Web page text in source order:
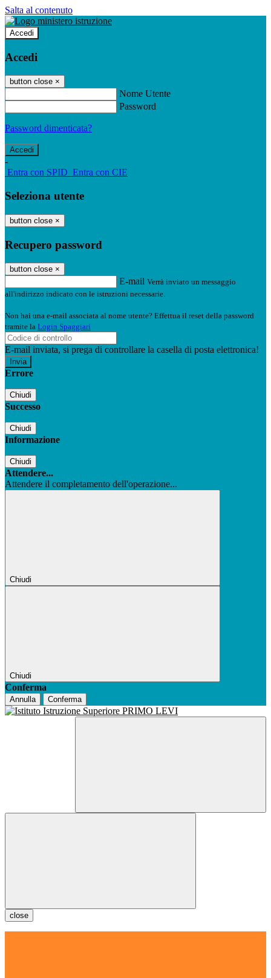
Salta al contenuto
Accedi
Accedi
button close ×
Nome Utente
Password
Password dimenticata?
-
Entra con SPID Entra con CIE
Seleziona utente
button close ×
Recupero password
button close ×
E-mail Verrà inviato un messaggio
all'indirizzo indicato con le istruzioni necessarie.
Non hai una e-mail associata al nome utente? Effettua il reset della password
tramite la Login Spaggiari
E-mail inviata, si prega di controllare la casella di posta elettronica!
Errore
Chiudi
Successo
Chiudi
Informazione
Chiudi
Attendere...
Attendere il completamento dell'operazione...
Chiudi
Chiudi
Conferma
Annulla Conferma
close